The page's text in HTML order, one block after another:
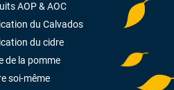
AOP & AOC
du Calvados
du cidre
de la pomme
soi-même